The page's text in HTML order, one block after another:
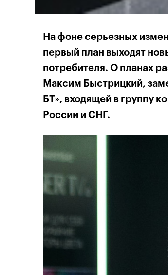
На фоне серьезных
первый план выходят
потребителя. О планах
Максим Быстрицкий,
БТ», входящей в группу
России и СНГ.